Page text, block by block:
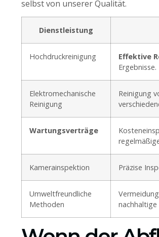
selbst von unserer Qualität.
Dienstleistung
Hochdruckreinigung Effektive
Ergebnisse.
Elektromechanische
Reinigung
Reinigung
Wartungsverträge
Kamerainspektion Präzise
Umweltfreundliche
Methoden
nachhaltige